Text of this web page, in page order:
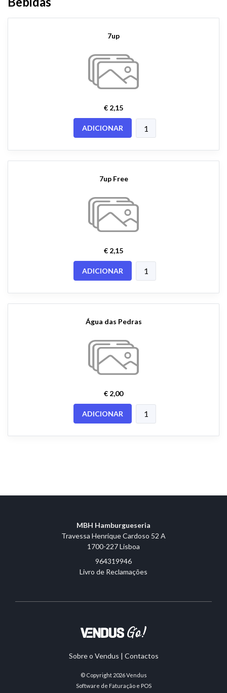
7up
€ 2,15
ADICIONAR
7up Free
€ 2,15
ADICIONAR
Água das Pedras
€ 2,00
ADICIONAR
MBH Hamburgueseria
Travessa Henrique Cardoso 52 A
1700-227 Lisboa
964319946
Livro de Reclamações
Sobre o Vendus | Contactos
© Copyright 2026Vendus
Software de Faturação e POS